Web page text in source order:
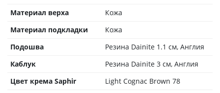
Материал верха
Кожа
Материал подкладки
Кожа
Подошва
Резина Dainite 1.1 см, Англия
Каблук
Резина Dainite 3 см, Англия
Цвет крема Saphir
Light Cognac Brown 78